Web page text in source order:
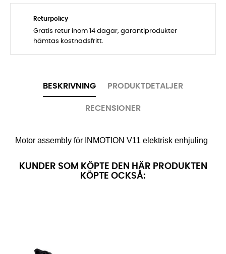
Returpolicy
Gratis retur inom 14 dagar, garantiprodukter
hämtas kostnadsfritt.
BESKRIVNING PRODUKTDETALJER
RECENSIONER
Motor assembly för INMOTION V11 elektrisk enhjuling
KUNDER SOM KÖPTE DEN HÄR PRODUKTEN
KÖPTE OCKSÅ: